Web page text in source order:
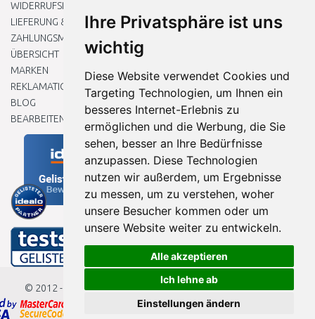
Ihre Privatsphäre ist uns
wichtig
Diese Website verwendet Cookies und
Targeting Technologien, um Ihnen ein
besseres Internet-Erlebnis zu
ermöglichen und die Werbung, die Sie
sehen, besser an Ihre Bedürfnisse
anzupassen. Diese Technologien
nutzen wir außerdem, um Ergebnisse
zu messen, um zu verstehen, woher
unsere Besucher kommen oder um
unsere Website weiter zu entwickeln.
Alle akzeptieren
Ich lehne ab
Einstellungen ändern
WIDERRUFSRECHT
LIEFERUNG & ZAHLUNG
ZAHLUNGSMETHODEN
ÜBERSICHT
MARKEN
REKLAMATIONEN UND RETOUREN
BLOG
BEARBEITEN SIE MEINE COOKIE-EINSTELLUNGEN
© 2012 - 2026Baumarkteu.de